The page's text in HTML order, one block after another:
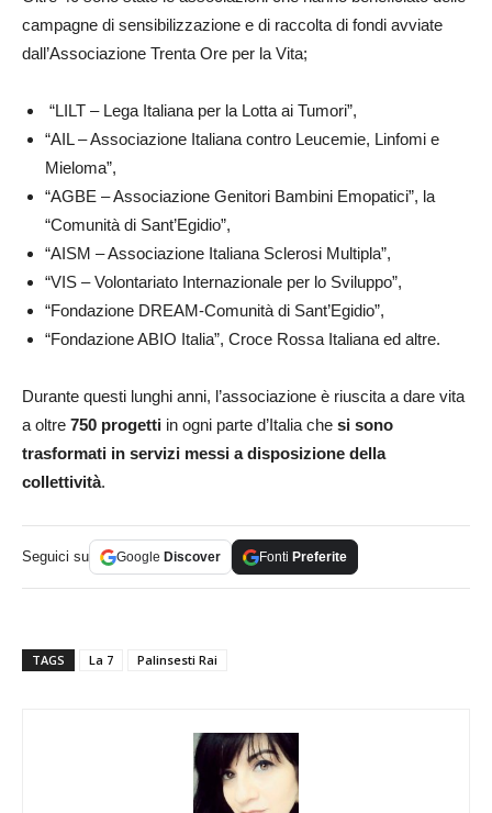
campagne di sensibilizzazione e di raccolta di fondi avviate
dall’Associazione Trenta Ore per la Vita;
“LILT – Lega Italiana per la Lotta ai Tumori”,
“AIL – Associazione Italiana contro Leucemie, Linfomi e
Mieloma”,
“AGBE – Associazione Genitori Bambini Emopatici”, la
“Comunità di Sant’Egidio”,
“AISM – Associazione Italiana Sclerosi Multipla”,
“VIS – Volontariato Internazionale per lo Sviluppo”,
“Fondazione DREAM-Comunità di Sant’Egidio”,
“Fondazione ABIO Italia”, Croce Rossa Italiana ed altre.
Durante questi lunghi anni, l’associazione è riuscita a dare vita
a oltre 750 progetti in ogni parte d’Italia che si sono
trasformati in servizi messi a disposizione della
collettività.
Seguici su Google Discover Fonti Preferite
TAGS La 7 Palinsesti Rai